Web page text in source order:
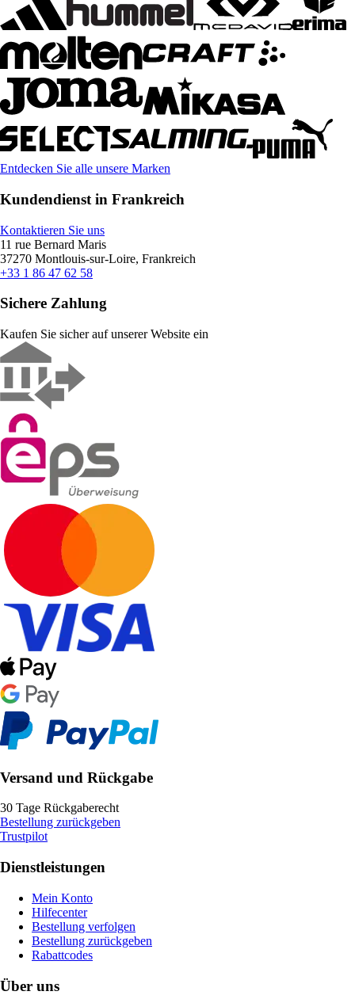
Entdecken Sie alle unsere Marken
Kundendienst in Frankreich
Kontaktieren Sie uns
11 rue Bernard Maris
37270 Montlouis-sur-Loire, Frankreich
+33 1 86 47 62 58
Sichere Zahlung
Kaufen Sie sicher auf unserer Website ein
Versand und Rückgabe
30 Tage Rückgaberecht
Bestellung zurückgeben
Trustpilot
Dienstleistungen
Mein Konto
Hilfecenter
Bestellung verfolgen
Bestellung zurückgeben
Rabattcodes
Über uns